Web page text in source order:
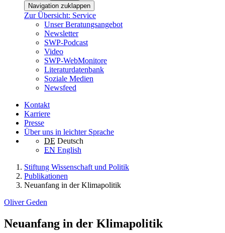
Navigation zuklappen
Zur Übersicht: Service
Unser Beratungsangebot
Newsletter
SWP-Podcast
Video
SWP-WebMonitore
Literaturdatenbank
Soziale Medien
Newsfeed
Kontakt
Karriere
Presse
Über uns in leichter Sprache
DE Deutsch
EN English
Stiftung Wissenschaft und Politik
Publikationen
Neuanfang in der Klimapolitik
Oliver Geden
Neuanfang in der Klimapolitik